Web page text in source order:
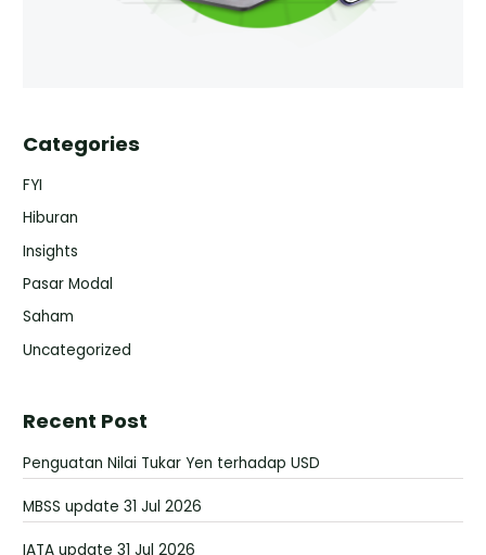
Categories
FYI
Hiburan
Insights
Pasar Modal
Saham
Uncategorized
Recent Post
Penguatan Nilai Tukar Yen terhadap USD
MBSS update 31 Jul 2026
IATA update 31 Jul 2026